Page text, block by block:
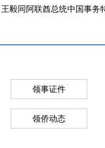
王毅同阿联酋总统中国事务
领事证件
领侨动态